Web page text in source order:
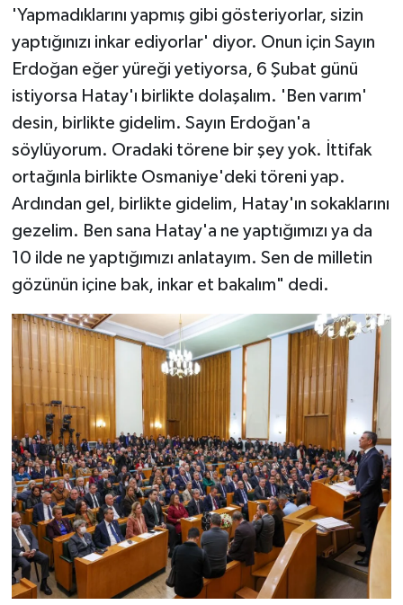
'Yapmadıklarını yapmış gibi gösteriyorlar, sizin
yaptığınızı inkar ediyorlar' diyor. Onun için Sayın
Erdoğan eğer yüreği yetiyorsa, 6 Şubat günü
istiyorsa Hatay'ı birlikte dolaşalım. 'Ben varım'
desin, birlikte gidelim. Sayın Erdoğan'a
söylüyorum. Oradaki törene bir şey yok. İttifak
ortağınla birlikte Osmaniye'deki töreni yap.
Ardından gel, birlikte gidelim, Hatay'ın sokaklarını
gezelim. Ben sana Hatay'a ne yaptığımızı ya da
10 ilde ne yaptığımızı anlatayım. Sen de milletin
gözünün içine bak, inkar et bakalım" dedi.